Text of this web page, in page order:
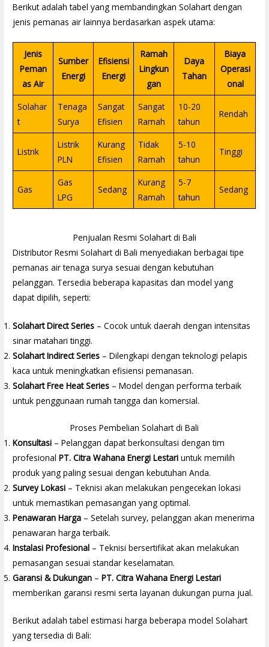
Berikut adalah tabel yang membandingkan Solahart dengan
jenis pemanas air lainnya berdasarkan aspek utama:
Jenis
Peman
as Air
Sumber
Energi
Efisiensi
Energi
Ramah
Lingkun
gan
Daya
Tahan
Biaya
Operasi
onal
Solahar
t
Tenaga
Surya
Sangat
Efisien
Sangat
Ramah
10-20
tahun
Rendah
Listrik
Listrik
PLN
Kurang
Efisien
Tidak
Ramah
5-10
tahun
Tinggi
Gas
Gas
LPG
Sedang
Kurang
Ramah
5-7
tahun
Sedang
Penjualan Resmi Solahart di Bali
Distributor Resmi Solahart di Bali menyediakan berbagai tipe
pemanas air tenaga surya sesuai dengan kebutuhan
pelanggan. Tersedia beberapa kapasitas dan model yang
dapat dipilih, seperti:
Solahart Direct Series – Cocok untuk daerah dengan intensitas
sinar matahari tinggi.
Solahart Indirect Series – Dilengkapi dengan teknologi pelapis
kaca untuk meningkatkan efisiensi pemanasan.
Solahart Free Heat Series – Model dengan performa terbaik
untuk penggunaan rumah tangga dan komersial.
Proses Pembelian Solahart di Bali
Konsultasi – Pelanggan dapat berkonsultasi dengan tim
profesionalPT. Citra Wahana Energi Lestari untuk memilih
produk yang paling sesuai dengan kebutuhan Anda.
Survey Lokasi – Teknisi akan melakukan pengecekan lokasi
untuk memastikan pemasangan yang optimal.
Penawaran Harga – Setelah survey, pelanggan akan menerima
penawaran harga terbaik.
Instalasi Profesional – Teknisi bersertifikat akan melakukan
pemasangan sesuai standar keselamatan.
Garansi & Dukungan –PT. Citra Wahana Energi Lestari
memberikan garansi resmi serta layanan dukungan purna jual.
Berikut adalah tabel estimasi harga beberapa model Solahart
yang tersedia di Bali: